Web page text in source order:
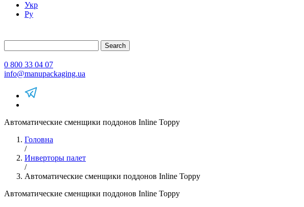
Укр
Ру
Search
0 800 33 04 07
info@manupackaging.ua
Автоматические сменщики поддонов Inline Toppy
Головна
/
Инверторы палет
/
Автоматические сменщики поддонов Inline Toppy
Автоматические сменщики поддонов Inline Toppy